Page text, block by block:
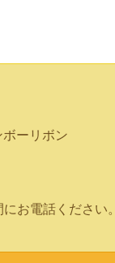
ーリボン
お電話ください。